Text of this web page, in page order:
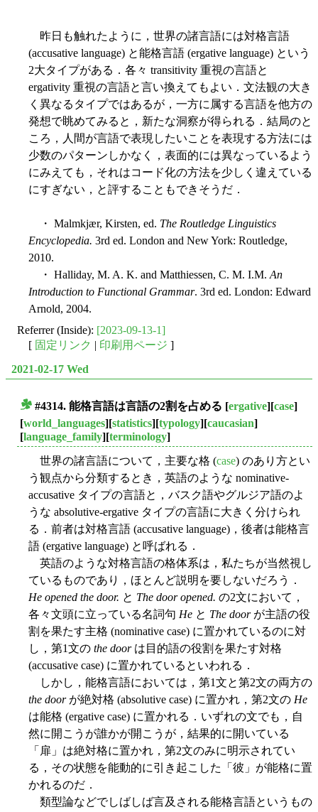
昨日も触れたように，世界の諸言語には対格言語
(accusative language) と能格言語 (ergative language) という
2大タイプがある．各々 transitivity 重視の言語と
ergativity 重視の言語と言い換えてもよい．文法観の大き
く異なるタイプではあるが，一方に属する言語を他方の
発想で眺めてみると，新たな洞察が得られる．結局のと
ころ，人間が言語で表現したいことを表現する方法には
少数のパターンしかなく，表面的には異なっているよう
にみえても，それはコード化の方法を少しく違えている
にすぎない，と評することもできそうだ．
・ Malmkjær, Kirsten, ed. The Routledge Linguistics
Encyclopedia. 3rd ed. London and New York: Routledge,
2010.
・ Halliday, M. A. K. and Matthiessen, C. M. I.M. An
Introduction to Functional Grammar. 3rd ed. London: Edward
Arnold, 2004.
Referrer (Inside): [2023-09-13-1]
[ 固定リンク | 印刷用ページ ]
2021-02-17 Wed
#4314. 能格言語は言語の2割を占める [ergative][case]
[world_languages][statistics][typology][caucasian]
[language_family][terminology]
世界の諸言語について，主要な格 (case) のあり方とい
う観点から分類するとき，英語のような nominative-
accusative タイプの言語と，バスク語やグルジア語のよ
うな absolutive-ergative タイプの言語に大きく分けられ
る．前者は対格言語 (accusative language)，後者は能格言
語 (ergative language) と呼ばれる．
英語のような対格言語の格体系は，私たちが当然視し
ているものであり，ほとんど説明を要しないだろう．
He opened the door. と The door opened. の2文において，
各々文頭に立っている名詞句 He と The doorが主語の役
割を果たす主格 (nominative case) に置かれているのに対
し，第1文の the doorは目的語の役割を果たす対格
(accusative case) に置かれているといわれる．
しかし，能格言語においては，第1文と第2文の両方の
the doorが絶対格 (absolutive case) に置かれ，第2文の He
は能格 (ergative case) に置かれる．いずれの文でも，自
然に開こうが誰かが開こうが，結果的に開いている
「扉」は絶対格に置かれ，第2文のみに明示されてい
る，その状態を能動的に引き起こした「彼」が能格に置
かれるのだ．
類型論などでしばしば言及される能格言語というもの